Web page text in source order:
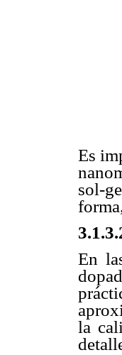
Es
sol-
En
la